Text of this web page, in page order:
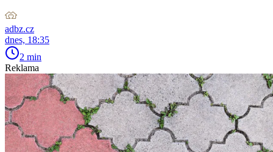
adbz.cz
dnes, 18:35
2 min
Reklama